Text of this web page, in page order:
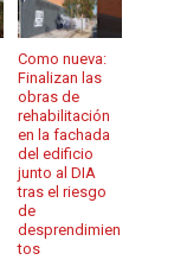
Como nueva:
Finalizan las
obras de
rehabilitación
en la fachada
del edificio
junto al DIA
tras el riesgo
de
desprendimien
tos